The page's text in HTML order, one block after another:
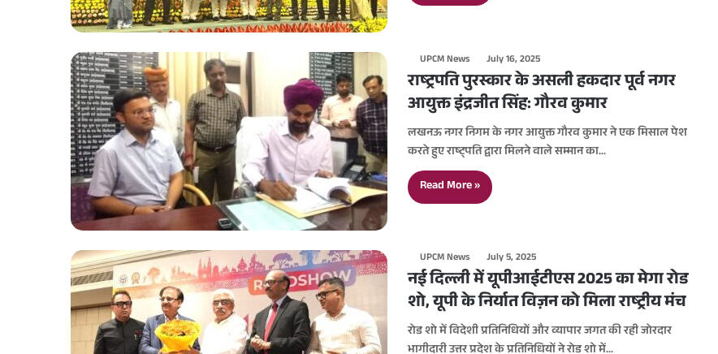
UPCM News July 16, 2025
राष्ट्रपति पुरस्कार के असली हकदार पूर्व नगर
आयुक्त इंद्रजीत सिंह: गौरव कुमार
लखनऊ नगर निगम के नगर आयुक्त गौरव कुमार ने एक मिसाल पेश
करते हुए राष्ट्पति द्वारा मिलने वाले सम्मान का…
Read More »
UPCM News July 5, 2025
नई दिल्ली में यूपीआईटीएस 2025 का मेगा रोड
शो, यूपी के निर्यात विज़न को मिला राष्ट्रीय मंच
रोड शो में विदेशी प्रतिनिधियों और व्यापार जगत की रही जोरदार